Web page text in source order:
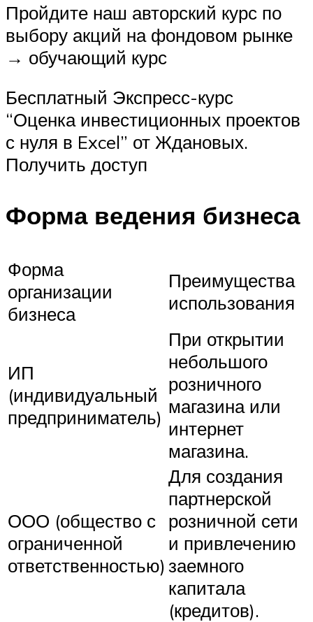
Пройдите наш авторский курс по
выбору акций на фондовом рынке
→ обучающий курс
Бесплатный Экспресс-курс
“Оценка инвестиционных проектов
с нуля в Excel” от Ждановых.
Получить доступ
Форма ведения бизнеса
Форма
организации
бизнеса
Преимущества
использования
ИП
(индивидуальный
предприниматель)
При открытии
небольшого
розничного
магазина или
интернет
магазина.
ООО (общество с
ограниченной
ответственностью)
Для создания
партнерской
розничной сети
и привлечению
заемного
капитала
(кредитов).